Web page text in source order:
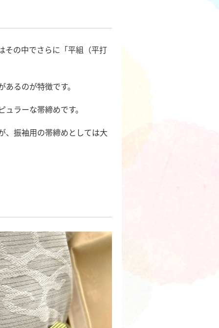
その中でさらに「平組（平打
るのが特徴です。
ラーな帯締めです。
、振袖用の帯締めとしては大